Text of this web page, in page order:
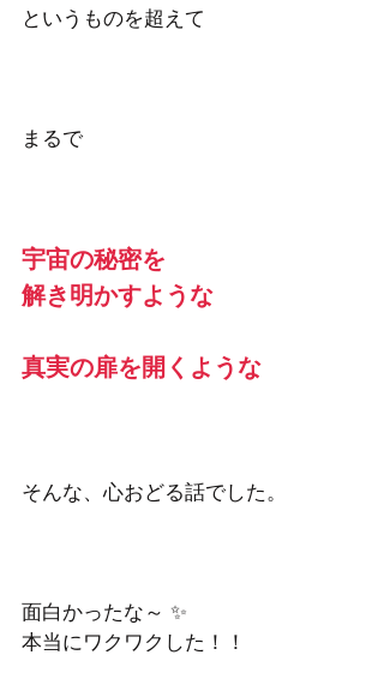
というものを超えて
まるで
宇宙の秘密を
解き明かすような
真実の扉を開くような
そんな、心おどる話でした。
面白かったな～ ✨
本当にワクワクした！！